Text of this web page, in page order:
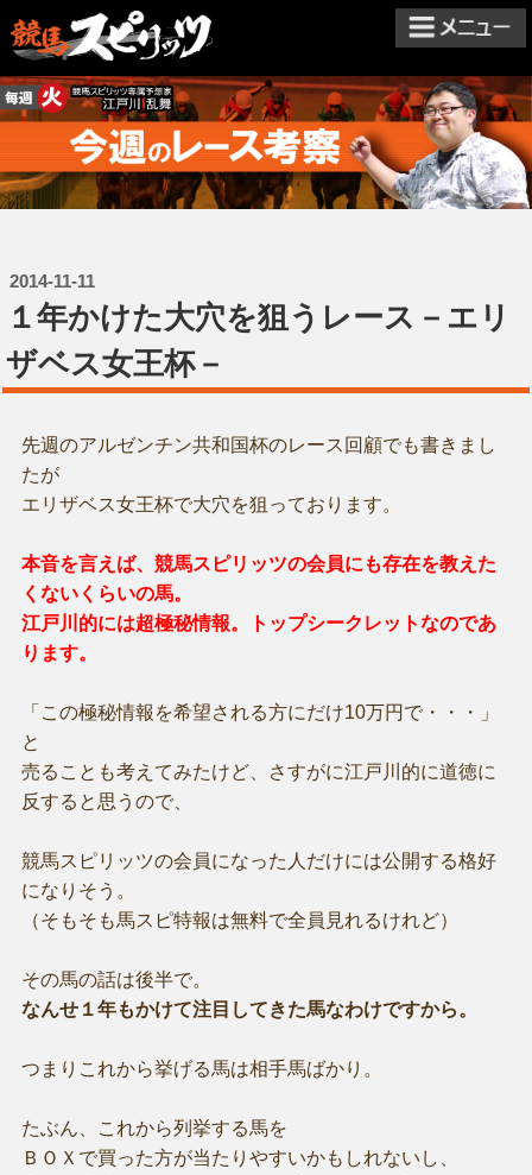
2014-11-11
１年かけた大穴を狙うレース－エリ
ザベス女王杯－
先週のアルゼンチン共和国杯のレース回顧でも書きまし
たが
エリザベス女王杯で大穴を狙っております。
本音を言えば、競馬スピリッツの会員にも存在を教えた
くないくらいの馬。
江戸川的には超極秘情報。トップシークレットなのであ
ります。
「この極秘情報を希望される方にだけ10万円で・・・」
と
売ることも考えてみたけど、さすがに江戸川的に道徳に
反すると思うので、
競馬スピリッツの会員になった人だけには公開する格好
になりそう。
（そもそも馬スピ特報は無料で全員見れるけれど）
その馬の話は後半で。
なんせ１年もかけて注目してきた馬なわけですから。
つまりこれから挙げる馬は相手馬ばかり。
たぶん、これから列挙する馬を
ＢＯＸで買った方が当たりやすいかもしれないし、